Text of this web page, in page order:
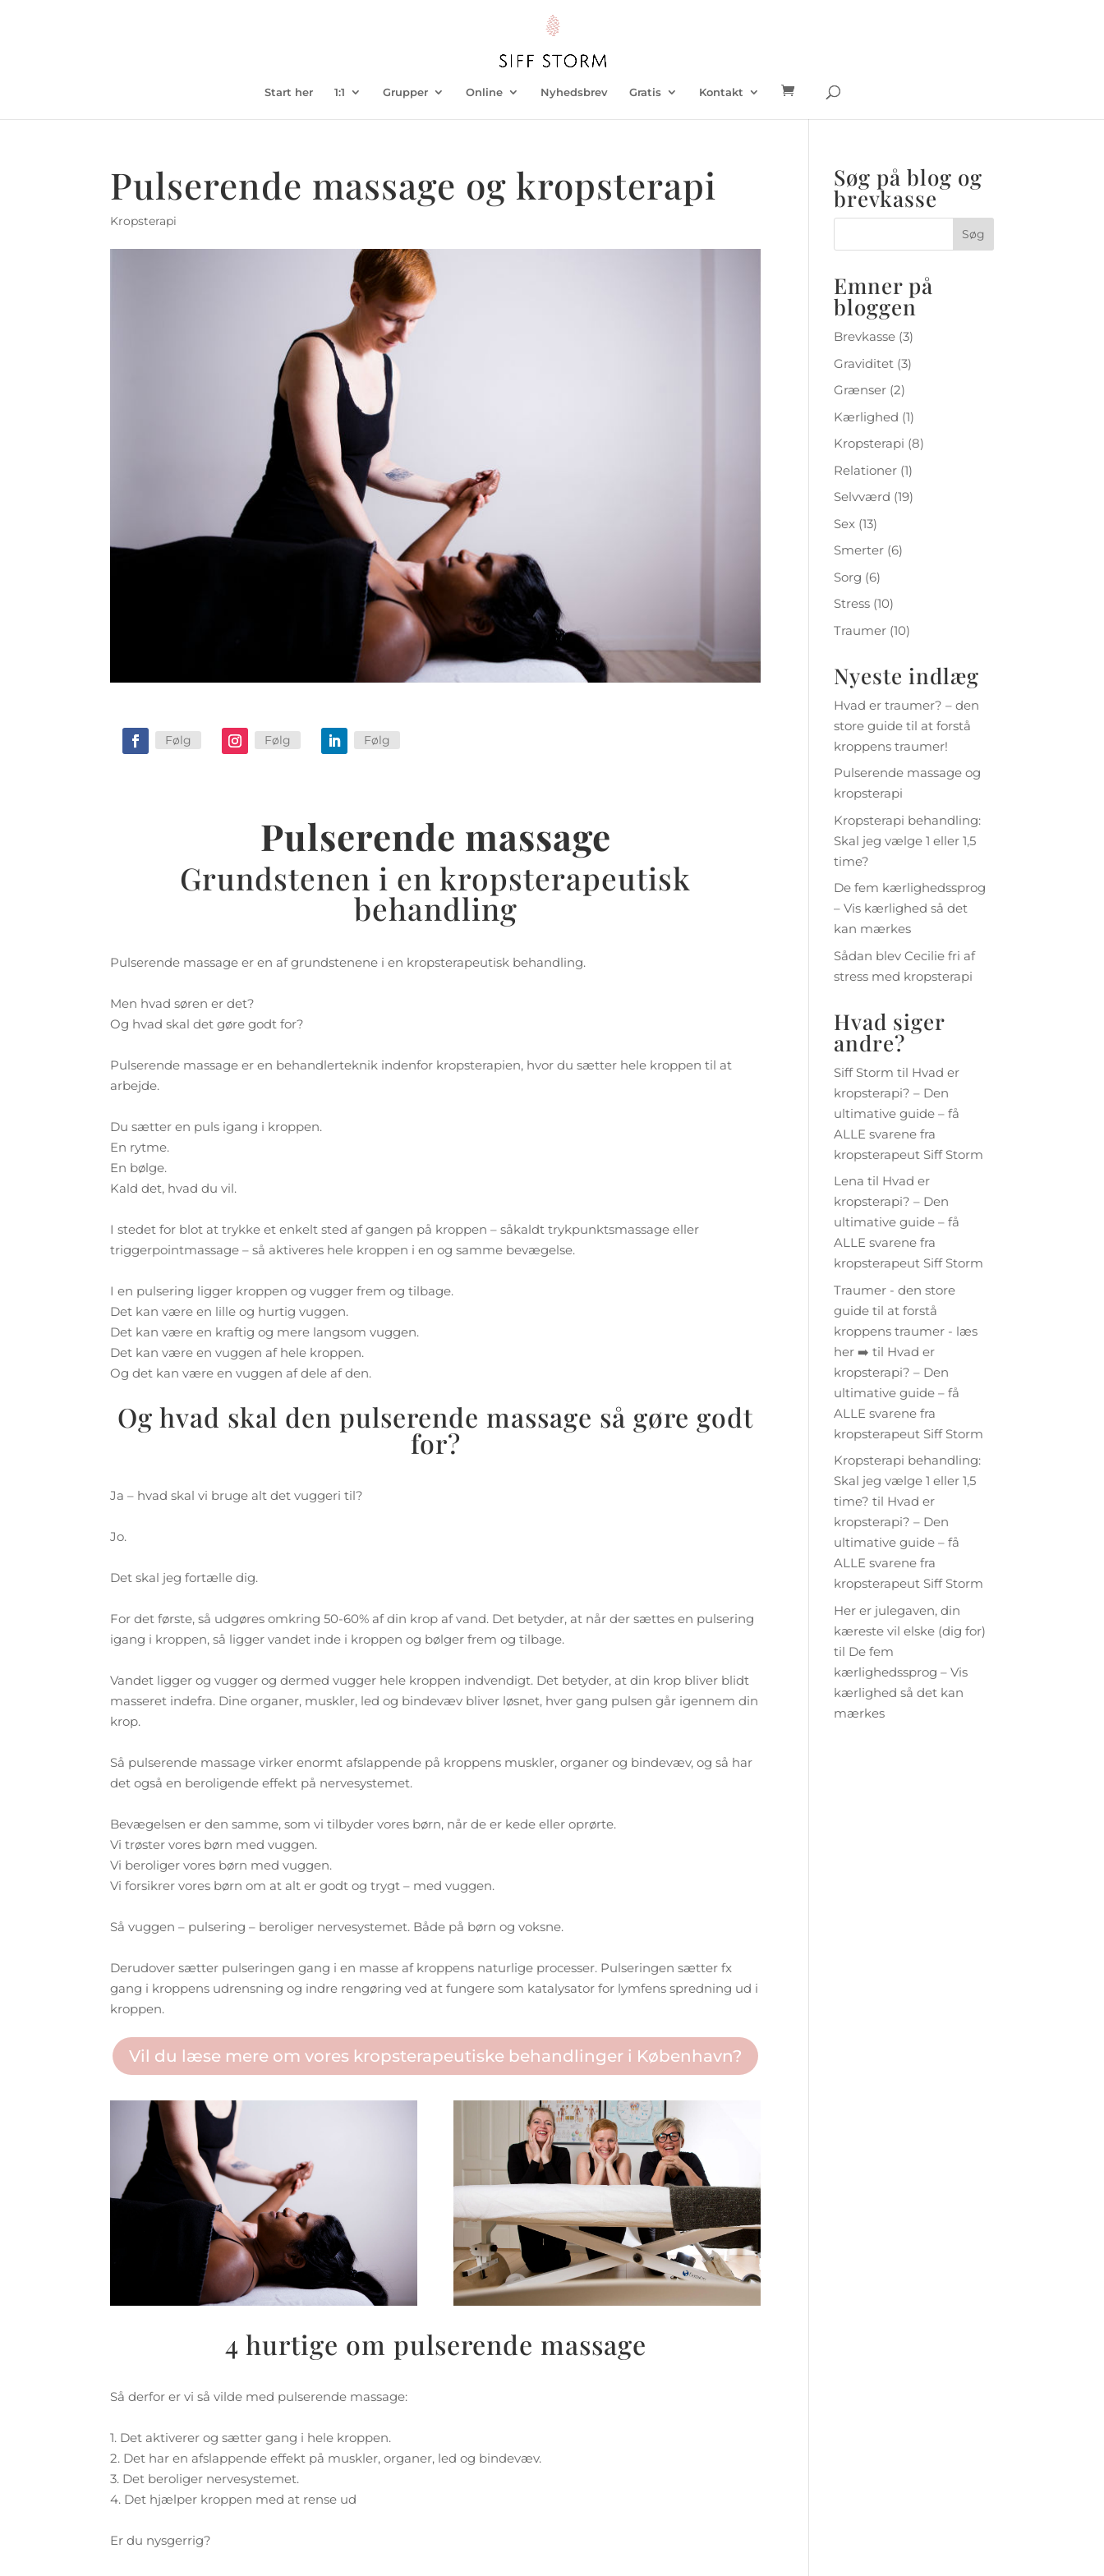
Start her 1:1 Grupper Online Nyhedsbrev Gratis Kontakt
Pulserende massage og kropsterapi
Kropsterapi
Følg Følg Følg
Pulserende massage
Grundstenen i en kropsterapeutisk
behandling
Pulserende massage er en af grundstenene i en kropsterapeutisk behandling.
Men hvad søren er det?
Og hvad skal det gøre godt for?
Pulserende massage er en behandlerteknik indenfor kropsterapien, hvor du sætter hele kroppen til at
arbejde.
Du sætter en puls igang i kroppen.
En rytme.
En bølge.
Kald det, hvad du vil.
I stedet for blot at trykke et enkelt sted af gangen på kroppen – såkaldt trykpunktsmassage eller
triggerpointmassage – så aktiveres hele kroppen i en og samme bevægelse.
I en pulsering ligger kroppen og vugger frem og tilbage.
Det kan være en lille og hurtig vuggen.
Det kan være en kraftig og mere langsom vuggen.
Det kan være en vuggen af hele kroppen.
Og det kan være en vuggen af dele af den.
Og hvad skal den pulserende massage så gøre godt
for?
Ja – hvad skal vi bruge alt det vuggeri til?
Jo.
Det skal jeg fortælle dig.
For det første, så udgøres omkring 50-60% af din krop af vand. Det betyder, at når der sættes en pulsering
igang i kroppen, så ligger vandet inde i kroppen og bølger frem og tilbage.
Vandet ligger og vugger og dermed vugger hele kroppen indvendigt. Det betyder, at din krop bliver blidt
masseret indefra. Dine organer, muskler, led og bindevæv bliver løsnet, hver gang pulsen går igennem din
krop.
Så pulserende massage virker enormt afslappende på kroppens muskler, organer og bindevæv, og så har
det også en beroligende effekt på nervesystemet.
Bevægelsen er den samme, som vi tilbyder vores børn, når de er kede eller oprørte.
Vi trøster vores børn med vuggen.
Vi beroliger vores børn med vuggen.
Vi forsikrer vores børn om at alt er godt og trygt – med vuggen.
Så vuggen – pulsering – beroliger nervesystemet. Både på børn og voksne.
Derudover sætter pulseringen gang i en masse af kroppens naturlige processer. Pulseringen sætter fx
gang i kroppens udrensning og indre rengøring ved at fungere som katalysator for lymfens spredning ud i
kroppen.
Vil du læse mere om vores kropsterapeutiske behandlinger i København?
4 hurtige om pulserende massage
Så derfor er vi så vilde med pulserende massage:
1. Det aktiverer og sætter gang i hele kroppen.
2. Det har en afslappende effekt på muskler, organer, led og bindevæv.
3. Det beroliger nervesystemet.
4. Det hjælper kroppen med at rense ud
Er du nysgerrig?
Søg på blog og
brevkasse
Emner på
bloggen
Brevkasse (3)
Graviditet (3)
Grænser (2)
Kærlighed (1)
Kropsterapi (8)
Relationer (1)
Selvværd (19)
Sex (13)
Smerter (6)
Sorg (6)
Stress (10)
Traumer (10)
Nyeste indlæg
Hvad er traumer? – den
store guide til at forstå
kroppens traumer!
Pulserende massage og
kropsterapi
Kropsterapi behandling:
Skal jeg vælge 1 eller 1,5
time?
De fem kærlighedssprog
– Vis kærlighed så det
kan mærkes
Sådan blev Cecilie fri af
stress med kropsterapi
Hvad siger
andre?
Siff Storm til Hvad er
kropsterapi? – Den
ultimative guide – få
ALLE svarene fra
kropsterapeut Siff Storm
Lena til Hvad er
kropsterapi? – Den
ultimative guide – få
ALLE svarene fra
kropsterapeut Siff Storm
Traumer - den store
guide til at forstå
kroppens traumer - læs
her ➡️ til Hvad er
kropsterapi? – Den
ultimative guide – få
ALLE svarene fra
kropsterapeut Siff Storm
Kropsterapi behandling:
Skal jeg vælge 1 eller 1,5
time? til Hvad er
kropsterapi? – Den
ultimative guide – få
ALLE svarene fra
kropsterapeut Siff Storm
Her er julegaven, din
kæreste vil elske (dig for)
til De fem
kærlighedssprog – Vis
kærlighed så det kan
mærkes